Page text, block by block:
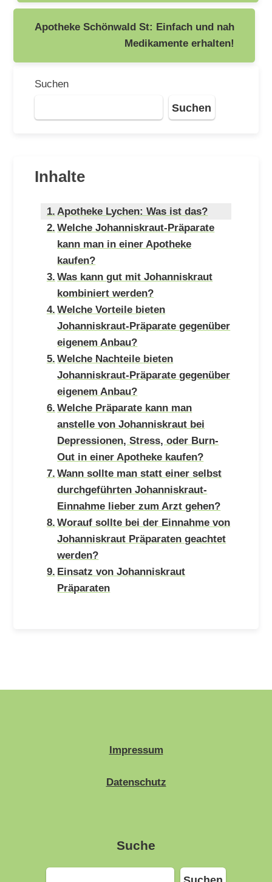
Apotheke Schönwald St: Einfach und nah
Medikamente erhalten!
Suchen
Suchen
Inhalte
Apotheke Lychen: Was ist das?
Welche Johanniskraut-Präparate
kann man in einer Apotheke
kaufen?
Was kann gut mit Johanniskraut
kombiniert werden?
Welche Vorteile bieten
Johanniskraut-Präparate gegenüber
eigenem Anbau?
Welche Nachteile bieten
Johanniskraut-Präparate gegenüber
eigenem Anbau?
Welche Präparate kann man
anstelle von Johanniskraut bei
Depressionen, Stress, oder Burn-
Out in einer Apotheke kaufen?
Wann sollte man statt einer selbst
durchgeführten Johanniskraut-
Einnahme lieber zum Arzt gehen?
Worauf sollte bei der Einnahme von
Johanniskraut Präparaten geachtet
werden?
Einsatz von Johanniskraut
Präparaten
Impressum
Datenschutz
Suche
Suchen